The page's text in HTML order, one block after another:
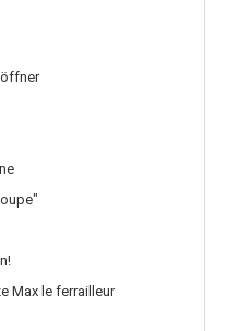
Max le ferrailleur